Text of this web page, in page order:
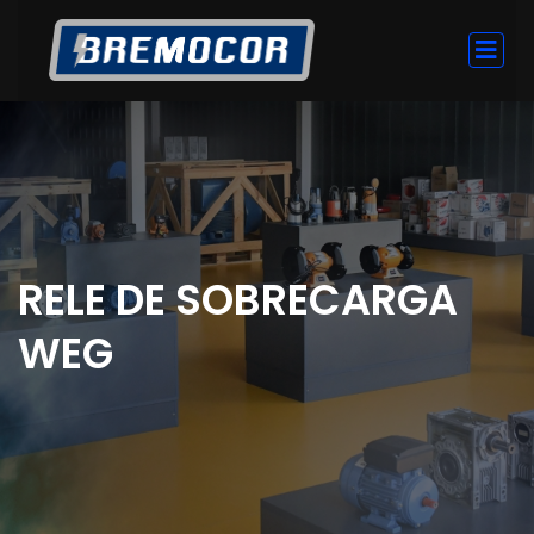
RELE DE SOBRECARGA
WEG